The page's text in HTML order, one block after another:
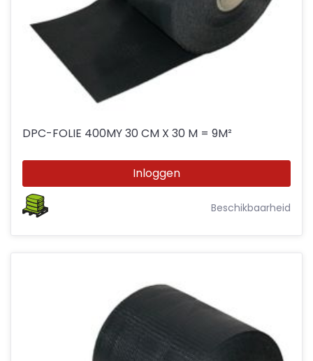
DPC-FOLIE 400MY 30 CM X 30 M = 9M²
Inloggen
Beschikbaarheid